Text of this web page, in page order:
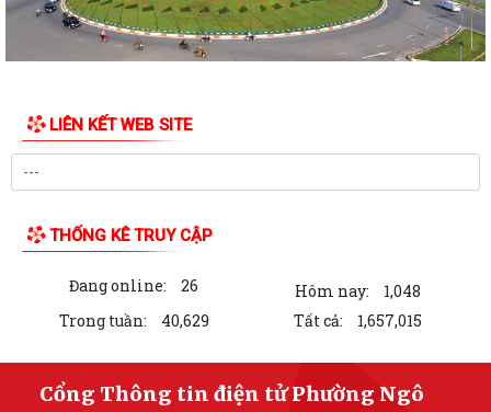
PHƯỜNG NGÔ QUYỀN VIẾNG NGHĨA TRANG LIỆT SĨ NHÂN KỶ NIỆM 79
NĂM NGÀY THƯƠNG BINH LIỆT SĨ 27/7
UBND PHƯỜNG NGÔ QUYỀN THÔNG BÁO THỜI GIAN TỔ CHỨC HỘI
NGHỊ ĐỐI THOẠI DOANH NGHIỆP, HỘ KINH DOANH,...
PHƯỜNG NGÔ QUYỀN TỔ CHỨC GIAO BAN TỔ DÂN PHỐ SAU SẮP XẾP,
HỘI ĐỒNG NHÂN DÂN PHƯỜNG NGÔ QUYỀN THÔNG BÁO KẾT QUẢ KỲ
PHƯỜNG NGÔ QUYỀN TUYÊN TRUYỀN VẬN ĐỘNG TỔ CHỨC, CÁ NHÂN
Kỳ họp thứ 4 HĐND Phường Ngô Quyền: Phân bổ bổ sung hơn 38 tỷ
đồng vốn đầu tư công
LIÊN KẾT WEB SITE
THỐNG KÊ TRUY CẬP
Đang online: 26 Hôm nay:
1,048
Trong tuần:
40,629 Tất cả: 1,657,015
Cổng Thông tin điện tử Phường Ngô